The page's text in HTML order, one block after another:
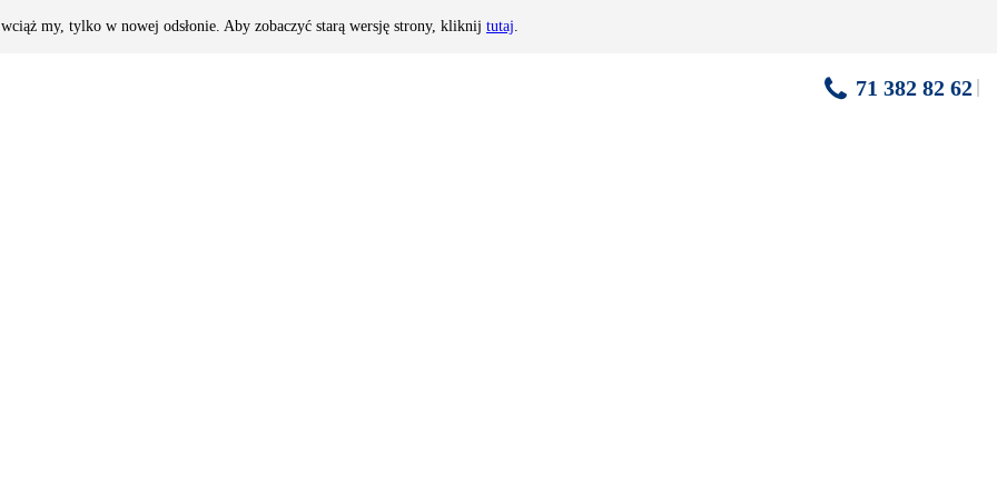
my, tylko w nowej odsłonie. Aby zobaczyć starą wersję strony, kliknij tutaj.
71 382 82 62
termalnych
wszystkie z wymienionych poniżej usług i 8 apartamentowców w zabudowie szeregowej oddalonych od głównego budynku do 200 m